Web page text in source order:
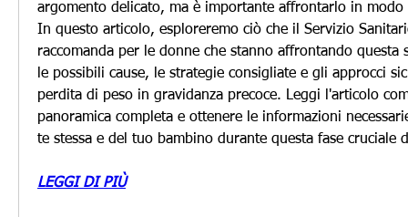
argomento delicato, ma è importante affrontarlo in
In questo articolo, esploreremo ciò che il Servizio
raccomanda per le donne che stanno affrontando questa
le possibili cause, le strategie consigliate e gli approcci
perdita di peso in gravidanza precoce. Leggi l'articolo
panoramica completa e ottenere le informazioni
te stessa e del tuo bambino durante questa fase cruciale
LEGGI DI PIÙ